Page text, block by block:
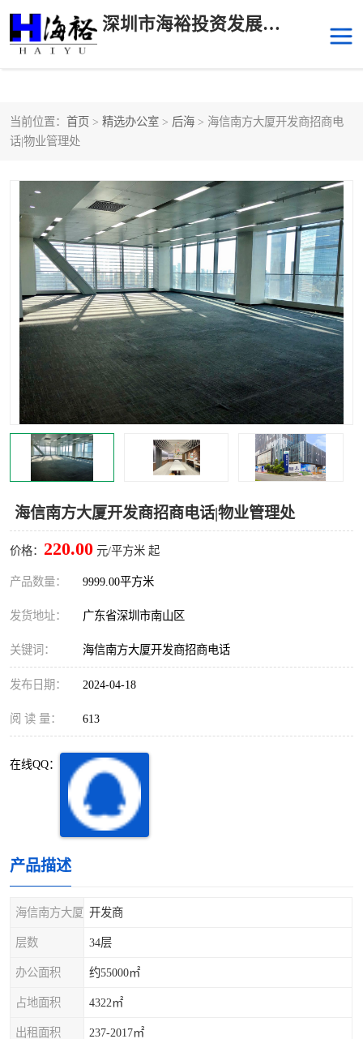
深圳市海裕投资发展有限公司
当前位置： 首页 > 精选办公室 > 后海 > 海信南方大厦开发商招商电
话|物业管理处
海信南方大厦开发商招商电话|物业管理处
价格： 220.00 元/平方米 起
产品数量： 9999.00平方米
发货地址： 广东省深圳市南山区
关键词： 海信南方大厦开发商招商电话
发布日期： 2024-04-18
阅 读 量： 613
在线QQ：
产品描述
海信南方大厦 开发商
层数 34层
办公面积 约55000㎡
占地面积 4322㎡
出租面积 237-2017㎡
后海
科技园中区 南山华侨城
前海 深圳湾科技生态园
福田中心区写字楼租赁 宝安中心区
深圳宝安 福田车公庙
罗湖水贝 南山南油
龙华 罗湖区
宝安区 西乡
兴东 石岩
车公庙
中心区
南山区 西丽
深圳超级总部基地 后海
龙岗区
光明区
龙华观澜